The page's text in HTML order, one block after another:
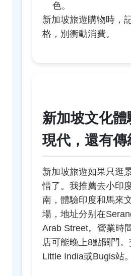
色。
新加坡旅遊購物時，
格，別衝動消費。
新加坡文化體
現代，還有傳
新加坡旅遊如果只逛
惜了。我推薦去小印
南，體驗印度和馬來
場，地址分别在
Arab Street。營業時
店可能晚上8點關門。
Little India或Bugis站。